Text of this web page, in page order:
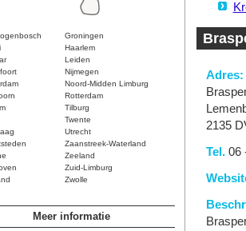
Groningen
Haarlem
Leiden
Nijmegen
Noord-Midden Limburg
Rotterdam
Tilburg
Twente
Utrecht
Zaanstreek-Waterland
Zeeland
Zuid-Limburg
Zwolle
Meer informatie
Adres:
2135
Tel.06